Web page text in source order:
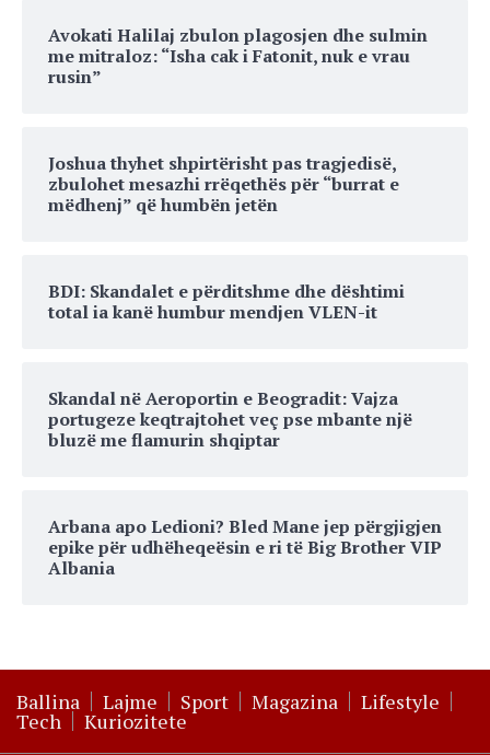
Avokati Halilaj zbulon plagosjen dhe sulmin
me mitraloz: “Isha cak i Fatonit, nuk e vrau
rusin”
Joshua thyhet shpirtërisht pas tragjedisë,
zbulohet mesazhi rrëqethës për “burrat e
mëdhenj” që humbën jetën
BDI: Skandalet e përditshme dhe dështimi
total ia kanë humbur mendjen VLEN-it
Skandal në Aeroportin e Beogradit: Vajza
portugeze keqtrajtohet veç pse mbante një
bluzë me flamurin shqiptar
Arbana apo Ledioni? Bled Mane jep përgjigjen
epike për udhëheqeësin e ri të Big Brother VIP
Albania
Ballina Lajme Sport Magazina Lifestyle
Tech Kuriozitete